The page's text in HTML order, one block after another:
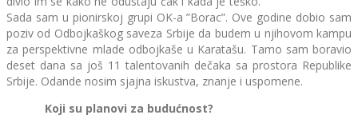
Sada sam u pionirskoj grupi OK-a ”Borac”. Ove godine dobio sam
poziv od Odbojkaškog saveza Srbije da budem u njihovom kampu
za perspektivne mlade odbojkaše u Karatašu. Tamo sam boravio
deset dana sa još 11 talentovanih dečaka sa prostora Republike
Srbije. Odande nosim sjajna iskustva, znanje i uspomene.
Koji su planovi za budućnost?